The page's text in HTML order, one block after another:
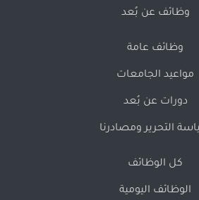
وظائف عن بُعد
وظائف عامة
مواعيد الجامعات
دورات عن بُعد
التحرير ومصادرنا
كل الوظائف
الوظائف اليومية